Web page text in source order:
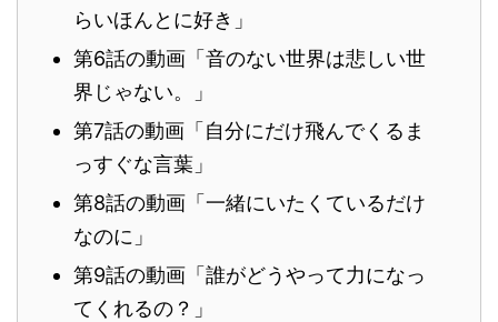
らいほんとに好き」
第6話の動画「音のない世界は悲しい世
界じゃない。」
第7話の動画「自分にだけ飛んでくるま
っすぐな言葉」
第8話の動画「一緒にいたくているだけ
なのに」
第9話の動画「誰がどうやって力になっ
てくれるの？」